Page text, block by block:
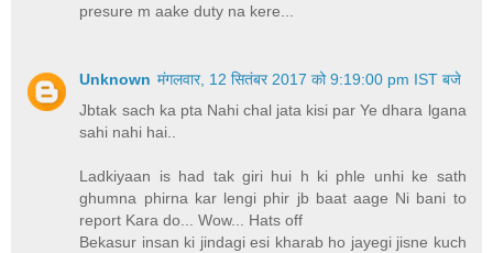
presure m aake duty na kere...
Unknown मंगलवार, 12 सितंबर 2017 को 9:19:00 pm IST बजे
Jbtak sach ka pta Nahi chal jata kisi par Ye dhara lgana
sahi nahi hai..
Ladkiyaan is had tak giri hui h ki phle unhi ke sath
ghumna phirna kar lengi phir jb baat aage Ni bani to
report Kara do... Wow... Hats off
Bekasur insan ki jindagi esi kharab ho jayegi jisne kuch